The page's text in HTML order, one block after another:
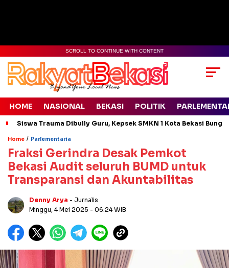
SCROLL TO CONTINUE WITH CONTENT
HOME NASIONAL BEKASI POLITIK
Siswa Trauma Dibully Guru, Kepsek SMKN 1 Kota Bekasi
Home / Parlementaria
Fraksi Gerindra Desak Pemkot
Bekasi Audit seluruh BUMD untuk
Transparansi dan Akuntabilitas
Denny Arya - Jurnalis
Minggu, 4 Mei 2025 - 06:24 WIB